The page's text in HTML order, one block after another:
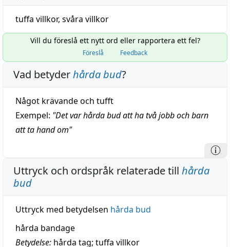
tuffa villkor, svåra villkor
Vill du föreslå ett nytt ord eller rapportera ett fel?
Föreslå Feedback
Vad betyderhårda bud?
Något krävande och tufft
Exempel: "Det var hårda bud att ha två jobb och barn
att ta hand om"
Uttryck och ordspråk relaterade till hårda
bud
Uttryck med betydelsen hårda bud
hårda bandage
Betydelse: hårda tag; tuffa villkor